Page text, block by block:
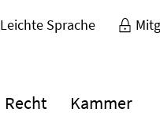
Leichte Sprache
Recht Kammer